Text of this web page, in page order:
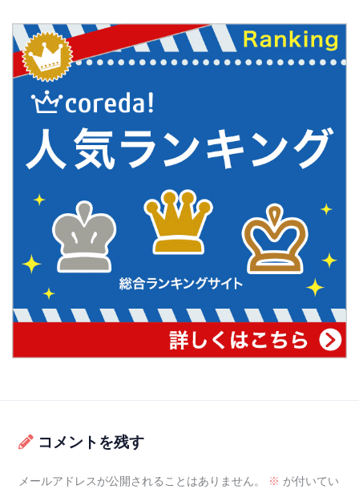
コメントを残す
メールアドレスが公開されることはありません。 ※ が付いてい